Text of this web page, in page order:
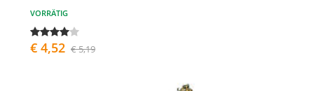
VORRÄTIG
€ 4,52 € 5,19